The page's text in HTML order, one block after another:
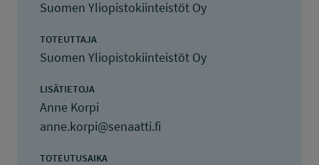
Suomen Yliopistokiinteistöt Oy
TOTEUTTAJA
Suomen Yliopistokiinteistöt Oy
LISÄTIETOJA
Anne Korpi
anne.korpi@senaatti.fi
TOTEUTUSAIKA